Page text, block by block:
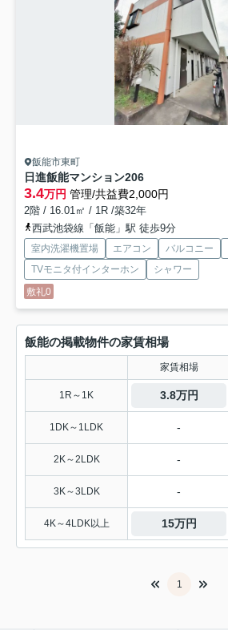
飯能市東町
日進飯能マンション206
3.4万円 管理/共益費2,000円
2階 / 16.01㎡ / 1R /築32年
西武池袋線「飯能」駅 徒歩9分
室内洗濯機置場 エアコン バルコニー
TVモニタ付インターホン
シャワー
敷礼0
飯能の掲載物件の家賃相場
家賃相場
1R～1K 3.8万円
1DK～1LDK -
2K～2LDK -
3K～3LDK -
4K～4LDK以上 15万円
1